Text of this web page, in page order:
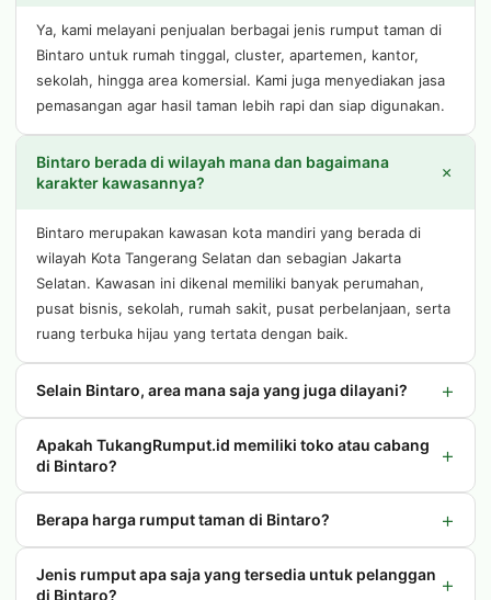
Ya, kami melayani penjualan berbagai jenis rumput taman di
Bintaro untuk rumah tinggal, cluster, apartemen, kantor,
sekolah, hingga area komersial. Kami juga menyediakan jasa
pemasangan agar hasil taman lebih rapi dan siap digunakan.
Bintaro berada di wilayah mana dan bagaimana
karakter kawasannya?
+
Bintaro merupakan kawasan kota mandiri yang berada di
wilayah Kota Tangerang Selatan dan sebagian Jakarta
Selatan. Kawasan ini dikenal memiliki banyak perumahan,
pusat bisnis, sekolah, rumah sakit, pusat perbelanjaan, serta
ruang terbuka hijau yang tertata dengan baik.
Selain Bintaro, area mana saja yang juga dilayani? +
Apakah TukangRumput.id memiliki toko atau cabang
di Bintaro?
+
Berapa harga rumput taman di Bintaro? +
Jenis rumput apa saja yang tersedia untuk pelanggan
di Bintaro?
+